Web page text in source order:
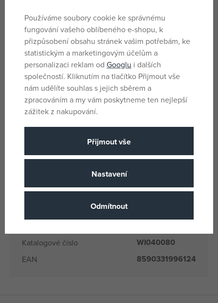
Šířka fotopapíru 5,5 cm, tisknutelná šíře 4,8 cm.
Parametry
Pohlaví Pro holky i kluky
Barva Bílá
Země původu CN
Dodavatelské číslo 040080
Katalogové číslo WI040080
EAN 8590331996124
Používáme soubory cookie ke správnému
fungování vašeho oblíbeného e-shopu, k
přizpůsobení obsahu stránek vašim potřebám, ke
statistickým a marketingovým účelům a
personalizaci reklam od Googlu i dalších
společností. Kliknutím na tlačítko Přijmout vše
nám udělíte souhlas s jejich sběrem a
zpracováním a my vám poskytneme ten nejlepší
zážitek z nakupování.
Přijmout vše
Nastavení
Odmítnout